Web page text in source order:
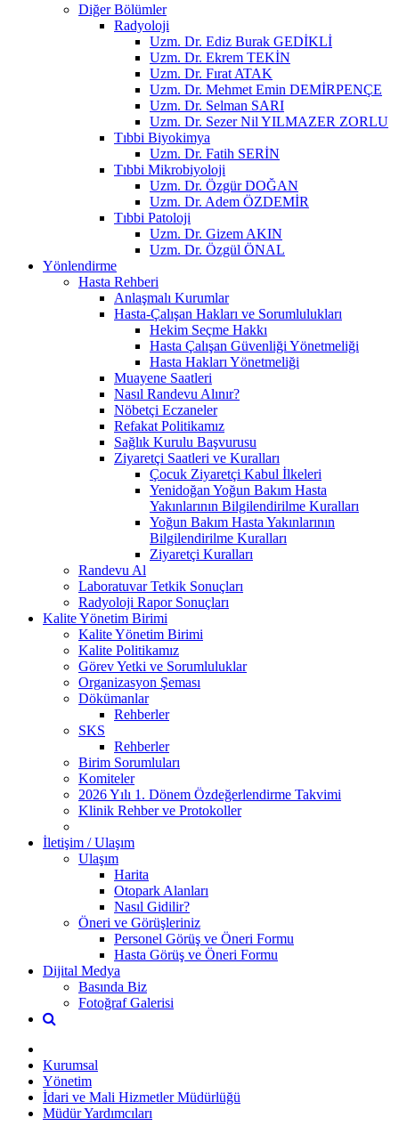
Diğer Bölümler
Radyoloji
Uzm. Dr. Ediz Burak GEDİKLİ
Uzm. Dr. Ekrem TEKİN
Uzm. Dr. Fırat ATAK
Uzm. Dr. Mehmet Emin DEMİRPENÇE
Uzm. Dr. Selman SARI
Uzm. Dr. Sezer Nil YILMAZER ZORLU
Tıbbi Biyokimya
Uzm. Dr. Fatih SERİN
Tıbbi Mikrobiyoloji
Uzm. Dr. Özgür DOĞAN
Uzm. Dr. Adem ÖZDEMİR
Tıbbi Patoloji
Uzm. Dr. Gizem AKIN
Uzm. Dr. Özgül ÖNAL
Yönlendirme
Hasta Rehberi
Anlaşmalı Kurumlar
Hasta-Çalışan Hakları ve Sorumlulukları
Hekim Seçme Hakkı
Hasta Çalışan Güvenliği Yönetmeliği
Hasta Hakları Yönetmeliği
Muayene Saatleri
Nasıl Randevu Alınır?
Nöbetçi Eczaneler
Refakat Politikamız
Sağlık Kurulu Başvurusu
Ziyaretçi Saatleri ve Kuralları
Çocuk Ziyaretçi Kabul İlkeleri
Yenidoğan Yoğun Bakım Hasta
Yakınlarının Bilgilendirilme Kuralları
Yoğun Bakım Hasta Yakınlarının
Bilgilendirilme Kuralları
Ziyaretçi Kuralları
Randevu Al
Laboratuvar Tetkik Sonuçları
Radyoloji Rapor Sonuçları
Kalite Yönetim Birimi
Kalite Yönetim Birimi
Kalite Politikamız
Görev Yetki ve Sorumluluklar
Organizasyon Şeması
Dökümanlar
Rehberler
SKS
Rehberler
Birim Sorumluları
Komiteler
2026 Yılı 1. Dönem Özdeğerlendirme Takvimi
Klinik Rehber ve Protokoller
İletişim / Ulaşım
Ulaşım
Harita
Otopark Alanları
Nasıl Gidilir?
Öneri ve Görüşleriniz
Personel Görüş ve Öneri Formu
Hasta Görüş ve Öneri Formu
Dijital Medya
Basında Biz
Fotoğraf Galerisi
Kurumsal
Yönetim
İdari ve Mali Hizmetler Müdürlüğü
Müdür Yardımcıları